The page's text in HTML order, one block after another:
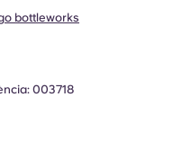
bottleworks
003718